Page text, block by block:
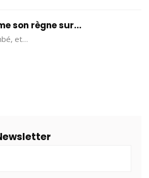
son règne sur...
et…